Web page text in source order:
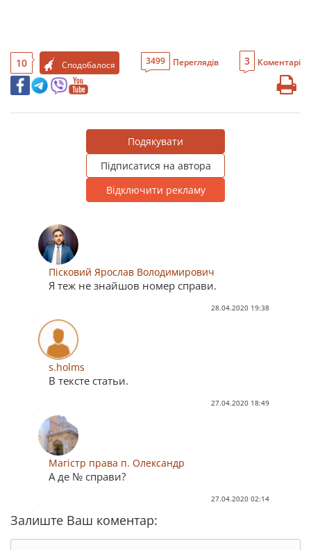
10 Сподобалося 3499 Переглядів 3 Коментарі
Подякувати
Підписатися на автора
Відключити рекламу
Пісковий Ярослав Володимирович
Я теж не знайшов номер справи.
28.04.2020 19:38
s.holms
В тексте статьи.
27.04.2020 18:49
Магістр права п. Олександр
А де № справи?
27.04.2020 02:14
Залиште Ваш коментар: